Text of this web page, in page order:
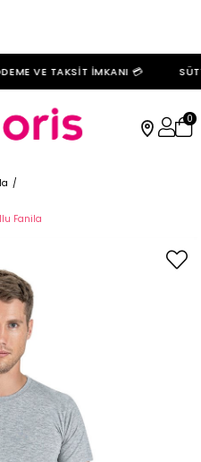
VE TAKSİT İMKANI 💳
0
Fanila